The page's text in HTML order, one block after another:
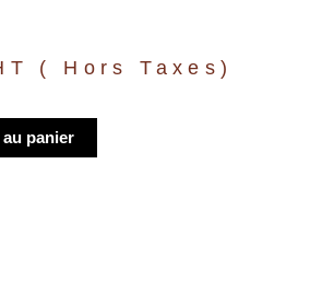
( Hors Taxes)
panier